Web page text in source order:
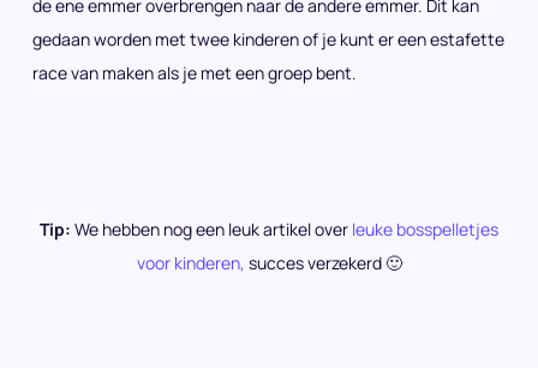
de ene emmer overbrengen naar de andere emmer. Dit kan
gedaan worden met twee kinderen of je kunt er een estafette
race van maken als je met een groep bent.
Tip: We hebben nog een leuk artikel over leuke bosspelletjes
voor kinderen, succes verzekerd 🙂